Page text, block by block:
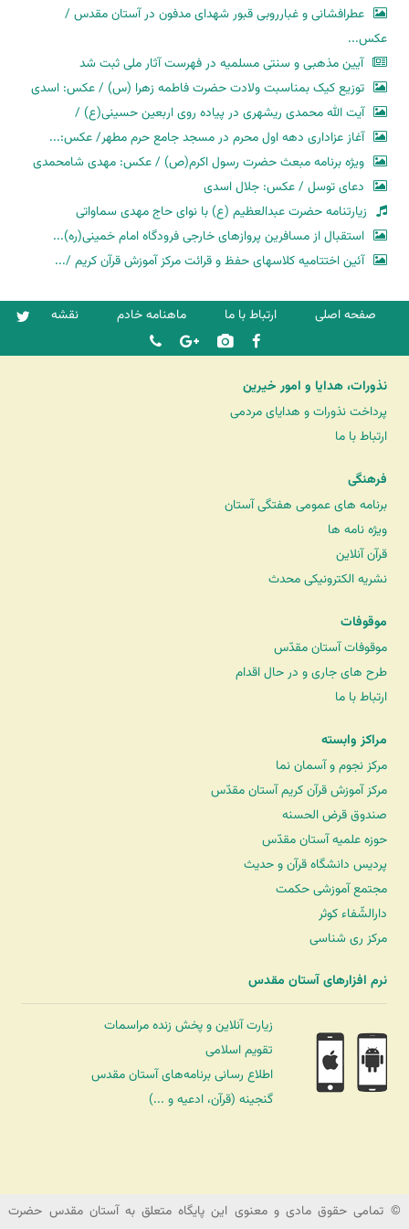
عطرافشانی و غبارروبی قبور شهدای مدفون در آستان مقدس /
عکس...
آیین مذهبی و سنتی مسلمیه در فهرست آثار ملی ثبت شد
توزیع کیک بمناسبت ولادت حضرت فاطمه زهرا (س) / عکس: اسدی
آیت الله محمدی ریشهری در پیاده روی اربعین حسینی(ع) /
آغاز عزاداری دهه اول محرم در مسجد جامع حرم مطهر/ عکس:...
ویژه برنامه مبعث حضرت رسول اکرم(ص) / عکس: مهدی شامحمدی
دعای توسل / عکس: جلال اسدی
زیارتنامه حضرت عبدالعظیم (ع) با نوای حاج مهدی سماواتی
استقبال از مسافرین پروازهای خارجی فرودگاه امام خمینی(ره)...
آئین اختتامیه کلاسهای حفظ و قرائت مرکز آموزش قرآن کریم /...
صفحه اصلی ارتباط با ما ماهنامه خادم نقشه
نذورات، هدایا و امور خیرین
پرداخت نذورات و هدایای مردمی
ارتباط با ما
فرهنگی
برنامه های عمومی هفتگی آستان
ویژه نامه ها
قرآن آنلاین
نشریه الکترونیکی محدث
موقوفات
موقوفات آستان مقدّس
طرح های جاری و در حال اقدام
ارتباط با ما
مراکز وابسته
مرکز نجوم و آسمان نما
مرکز آموزش قرآن کریم آستان مقدّس
صندوق قرض الحسنه
حوزه علمیه آستان مقدّس
پردیس دانشگاه قرآن و حدیث
مجتمع آموزشی حکمت
دارالشّفاء کوثر
مرکز ری شناسی
نرم افزارهای آستان مقدس
زیارت آنلاین و پخش زنده مراسمات
تقویم اسلامی
اطلاع رسانی برنامه‌های آستان مقدس
گنجینه (قرآن، ادعیه و ...)
© تمامی حقوق مادی و معنوی این پایگاه متعلق به آستان مقدس حضرت